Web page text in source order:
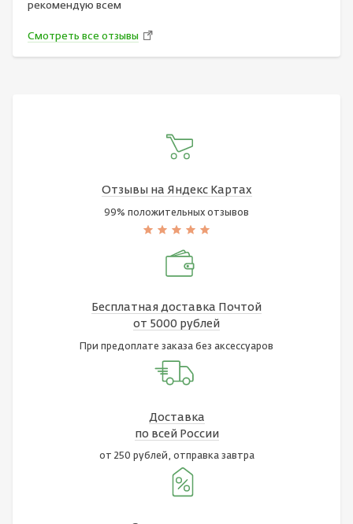
рекомендую всем
Смотреть все отзывы
Отзывы на Яндекс Картах
99% положительных отзывов
Бесплатная доставка Почтой
от 5000 рублей
При предоплате заказа без аксессуаров
Доставка
по всей России
от 250 рублей, отправка завтра